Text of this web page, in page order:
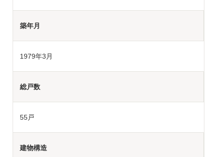
築年月
1979年3月
総戸数
55戸
建物構造